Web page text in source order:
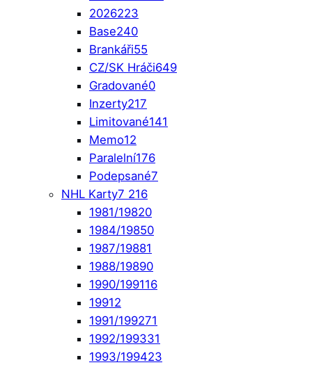
2026223
Base240
Brankáři55
CZ/SK Hráči649
Gradované0
Inzerty217
Limitované141
Memo12
Paralelní176
Podepsané7
NHL Karty7 216
1981/19820
1984/19850
1987/19881
1988/19890
1990/199116
19912
1991/199271
1992/199331
1993/199423